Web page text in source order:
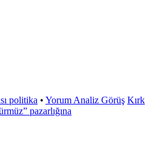
politika • Yorum Analiz Görüş Kırk
pazarlığına